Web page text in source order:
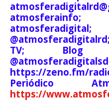
TV; Blog
https://zeno.fm/
Periódico
https://